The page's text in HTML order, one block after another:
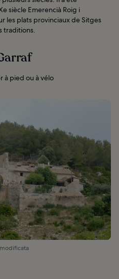
siècle Emerencià Roig i
les plats provinciaux de Sitges
traditions.
à pied ou à vélo